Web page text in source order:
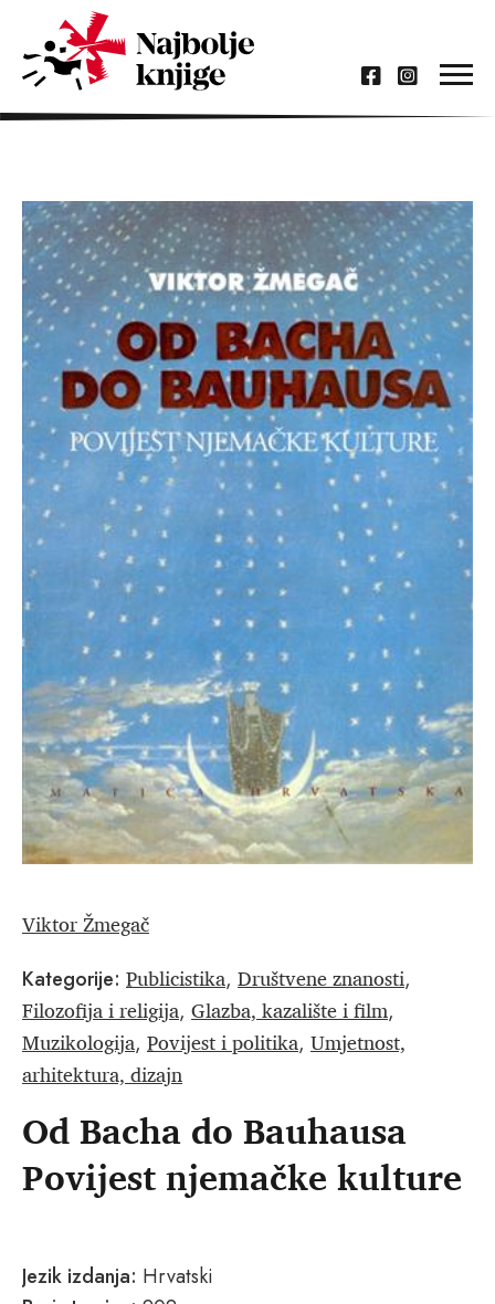
Viktor Žmegač
Kategorije: Publicistika, Društvene znanosti,
Filozofija i religija, Glazba, kazalište i film,
Muzikologija, Povijest i politika, Umjetnost,
arhitektura, dizajn
Od Bacha do Bauhausa
Povijest njemačke kulture
Jezik izdanja: Hrvatski